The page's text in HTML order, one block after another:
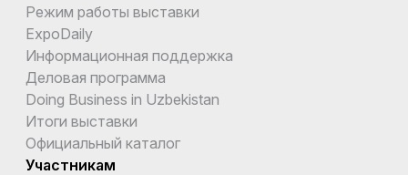
Режим работы выставки
ExpoDaily
Информационная поддержка
Деловая программа
Doing Business in Uzbekistan
Итоги выставки
Официальный каталог
Участникам